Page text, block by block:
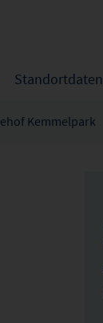
Standortdaten
Kemmelpark